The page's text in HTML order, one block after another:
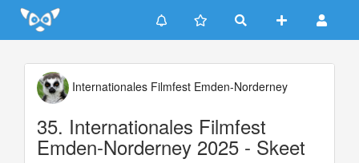
Update cookies preferences
Internationales Filmfest Emden-Norderney
35. Internationales Filmfest
Emden-Norderney 2025 - Skeet